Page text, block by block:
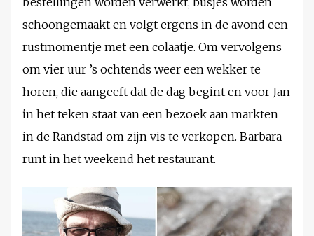
schoongemaakt en volgt ergens in de avond een
rustmomentje met een colaatje. Om vervolgens
om vier uur ’s ochtends weer een wekker te
horen, die aangeeft dat de dag begint en voor Jan
in het teken staat van een bezoek aan markten
in de Randstad om zijn vis te verkopen. Barbara
runt in het weekend het restaurant.